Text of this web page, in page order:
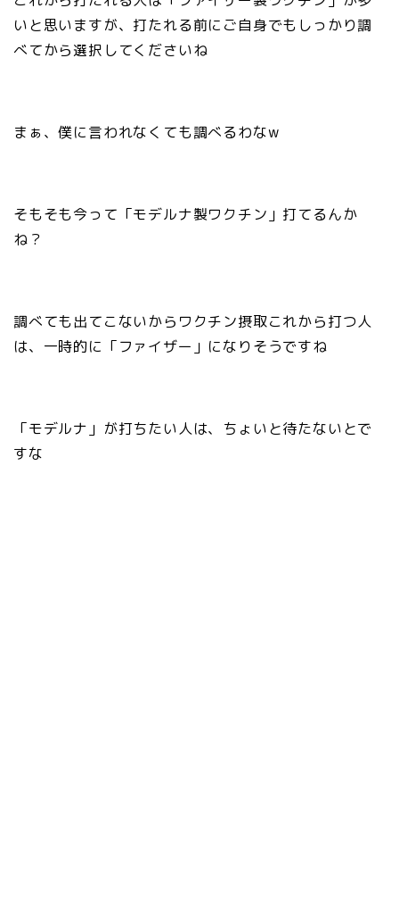
いと思いますが、打たれる前にご自身でもしっかり調
べてから選択してくださいね
まぁ、僕に言われなくても調べるわなw
そもそも今って「モデルナ製ワクチン」打てるんか
ね？
調べても出てこないからワクチン摂取これから打つ人
は、一時的に「ファイザー」になりそうですね
「モデルナ」が打ちたい人は、ちょいと待たないとで
すな